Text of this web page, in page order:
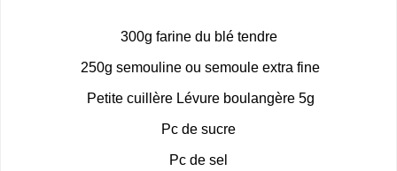
300g farine du blé tendre
250g semouline ou semoule extra fine
Petite cuillère Lévure boulangère 5g
Pc de sucre
Pc de sel